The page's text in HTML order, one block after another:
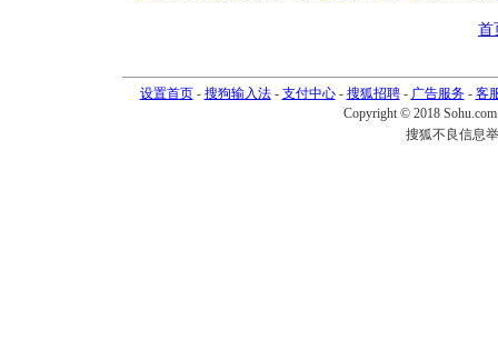
首
设置首页- 搜狗输入法- 支付中心- 搜狐招聘- 广告服务- 客
Copyright © 2018
搜狐不良信息